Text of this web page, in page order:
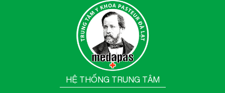
HỆ THỐNG TRUNG TÂM